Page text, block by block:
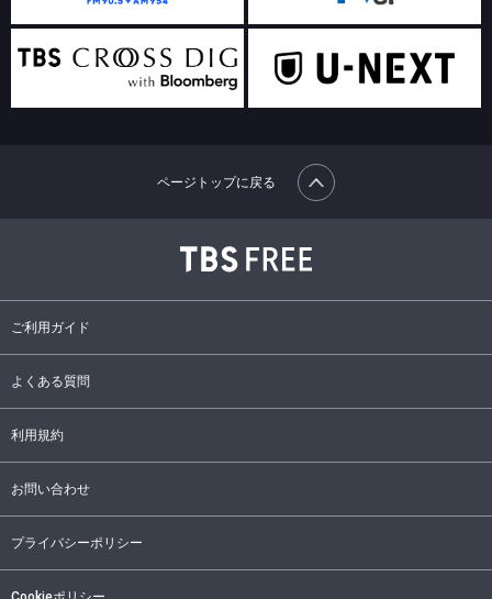
ご利用ガイド
よくある質問
利用規約
お問い合わせ
プライバシーポリシー
ページトップに戻る